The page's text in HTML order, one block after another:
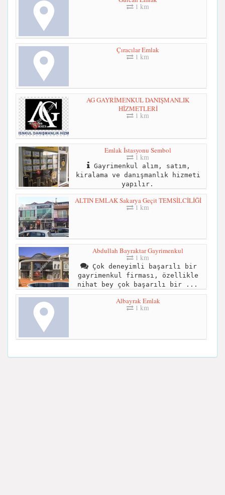
1 km
Çıracılar Emlak
1 km
AG GAYRİMENKUL DANIŞMANLIK
HİZMETLERİ
1 km
Emlak İstasyonu Sembol
1 km
Gayrimenkul alım, satım,
kiralama ve danışmanlık hizmeti
yapılır.
ALTIN EMLAK Sakarya Geçit TEMSİLCİLİĞİ
1 km
Abdullah Bayraktar Gayrimenkul
1 km
Çok deneyimli başarılı bir
gayrimenkul firması, özellikle
nihat bey çok başarılı bir ...
Albayrak Emlak
1 km